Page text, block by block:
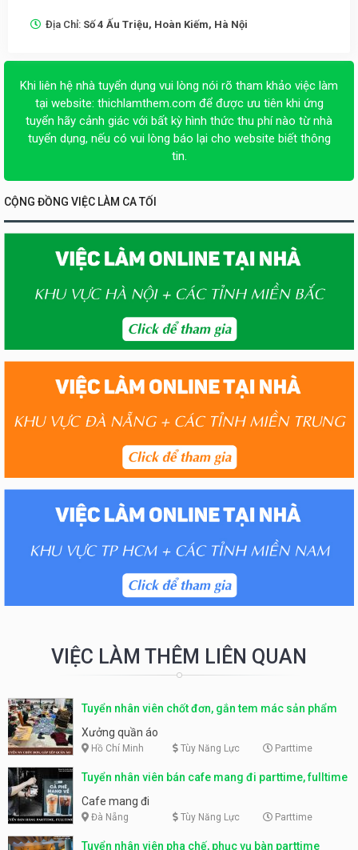
Địa Chỉ: Số 4 Ấu Triệu, Hoàn Kiếm, Hà Nội
Khi liên hệ nhà tuyển dụng vui lòng nói rõ tham khảo việc làm
tại website: thichlamthem.com để được ưu tiên khi ứng
tuyển hãy cảnh giác với bất kỳ hình thức thu phí nào từ nhà
tuyển dụng, nếu có vui lòng báo lại cho website biết thông
tin.
CỘNG ĐỒNG VIỆC LÀM CA TỐI
VIỆC LÀM THÊM LIÊN QUAN
Tuyển nhân viên chốt đơn, gắn tem mác sản phẩm
Xưởng quần áo
Hồ Chí Minh Tùy Năng Lực Parttime
Tuyển nhân viên bán cafe mang đi parttime, fulltime
Cafe mang đi
Đà Nẵng Tùy Năng Lực Parttime
Tuyển nhân viên pha chế, phục vụ bàn parttime